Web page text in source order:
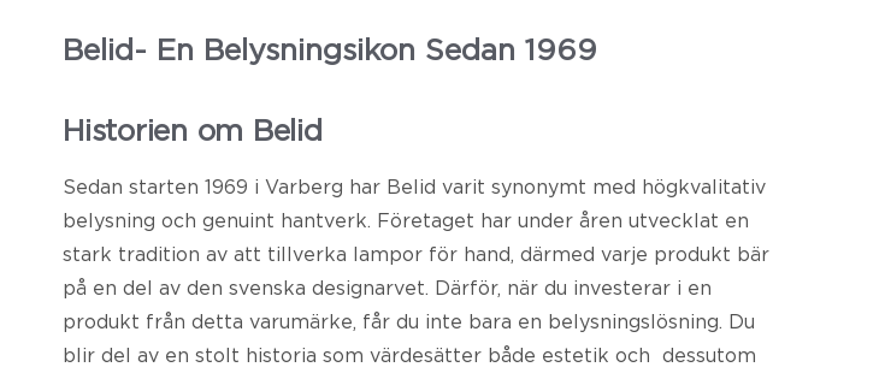
Belid- En Belysningsikon Sedan 1969
Historien om Belid
Sedan starten 1969 i Varberg har Belid varit synonymt med högkvalitativ
belysning och genuint hantverk. Företaget har under åren utvecklat en
stark tradition av att tillverka lampor för hand, därmed varje produkt bär
på en del av den svenska designarvet. Därför, när du investerar i en
produkt från detta varumärke, får du inte bara en belysningslösning. Du
blir del av en stolt historia som värdesätter både estetik och dessutom